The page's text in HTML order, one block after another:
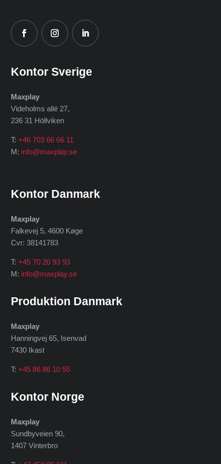
Kontor Sverige
Maxplay
Videholms allé 27,
236 31 Höllviken
T:+46 703 66 66 11
M: info@maxplay.se
Kontor Danmark
Maxplay
Falkevej 5, 4600 Køge
Cvr: 38141783
T:+45 70 20 93 93
M: info@maxplay.se
Produktion Danmark
Maxplay
Hanningvej 65, Isenvad
7430 Ikast
T:+45 86 86 10 55
Kontor Norge
Maxplay
Sundbyveien 90,
1407 Vinterbro